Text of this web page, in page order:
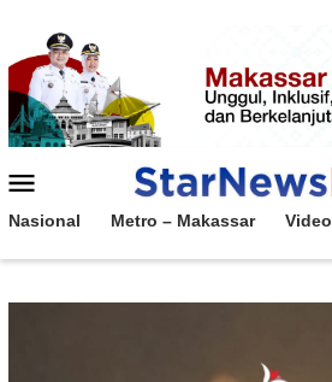
konten
Mobile
Nasional Metro – Makassar Video